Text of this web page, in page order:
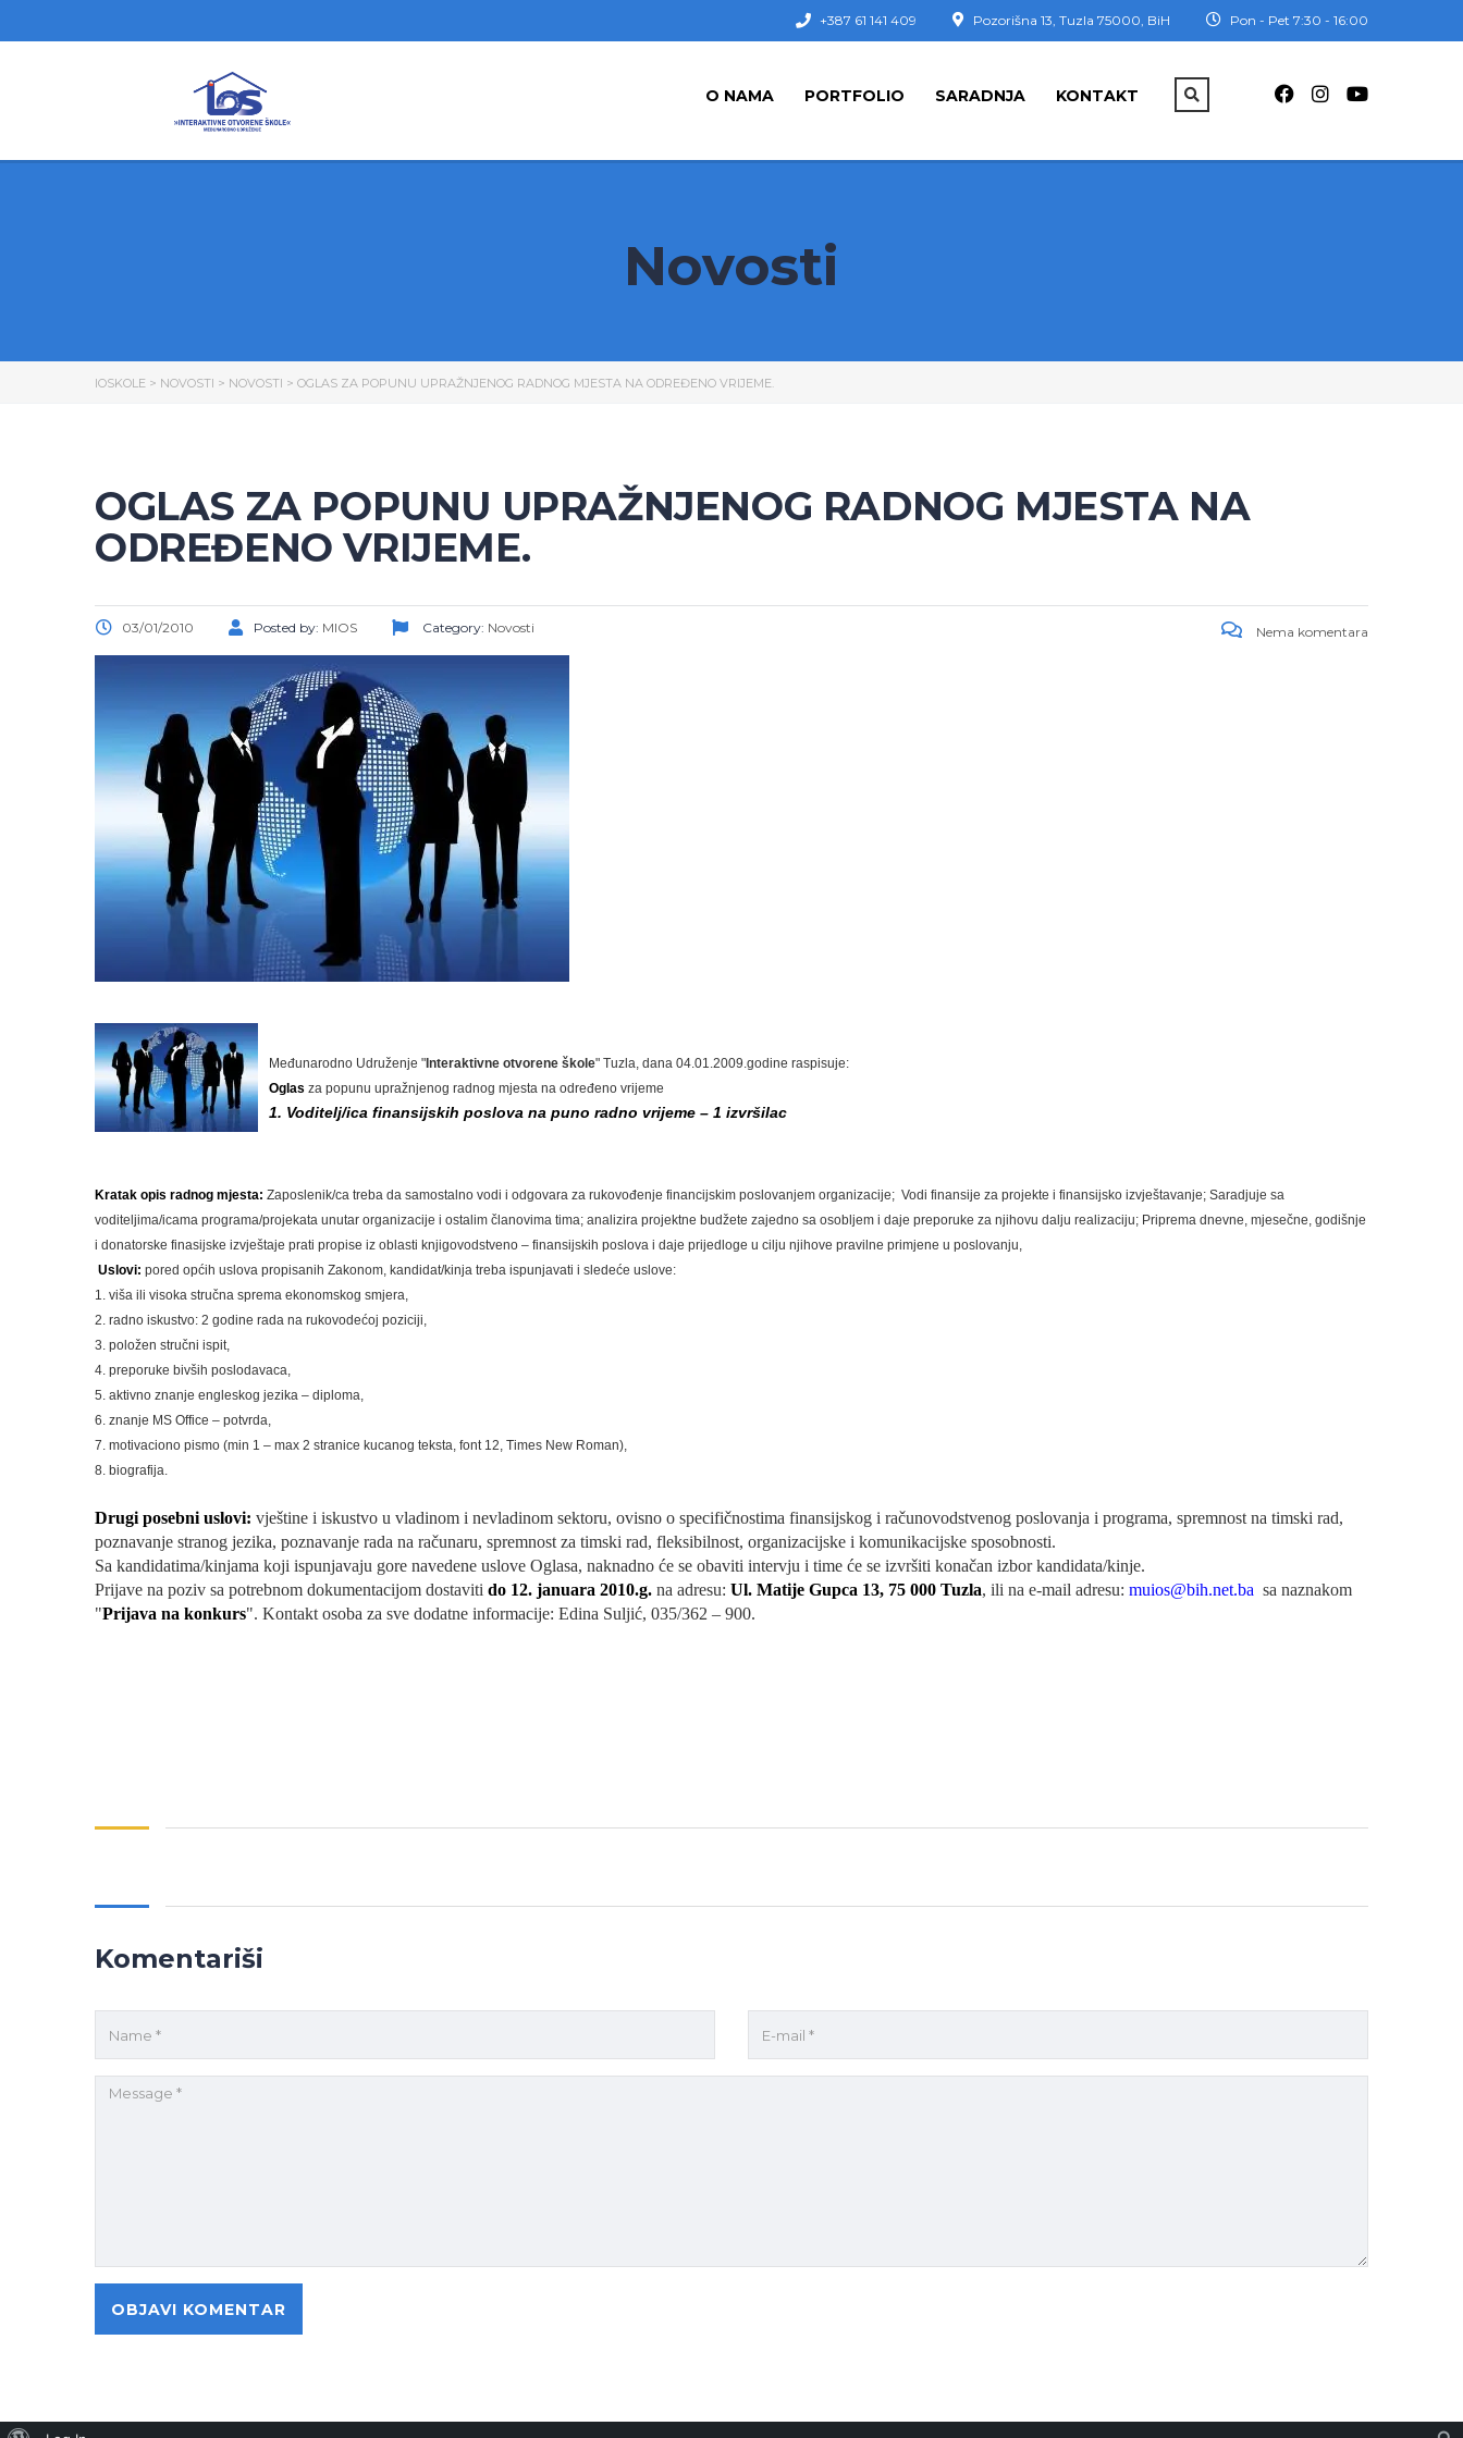
Pon - Pet 7:30 - 16:00
Pozorišna 13, Tuzla 75000, BiH
+387 61 141 409
O NAMA PORTFOLIO SARADNJA KONTAKT
Novosti
IOSKOLE > NOVOSTI > NOVOSTI > OGLAS ZA POPUNU UPRAŽNJENOG RADNOG MJESTA NA ODREĐENO VRIJEME.
OGLAS ZA POPUNU UPRAŽNJENOG RADNOG MJESTA NA
ODREĐENO VRIJEME.
03/01/2010 Posted by: MIOS Category: Novosti Nema komentara
Međunarodno Udruženje " Interaktivne otvorene škole" Tuzla, dana 04.01.2009.godine raspisuje:
Oglas za popunu upražnjenog radnog mjesta na određeno vrijeme
1. Voditelj/ica finansijskih poslova na puno radno vrijeme – 1 izvršilac
Kratak opis radnog mjesta: Zaposlenik/ca treba da samostalno vodi i odgovara za rukovođenje financijskim poslovanjem organizacije; Vodi finansije za projekte i finansijsko izvještavanje; Saradjuje sa
voditeljima/icama programa/projekata unutar organizacije i ostalim članovima tima; analizira projektne budžete zajedno sa osobljem i daje preporuke za njihovu dalju realizaciju; Priprema dnevne, mjesečne, godišnje
i donatorske finasijske izvještaje prati propise iz oblasti knjigovodstveno – finansijskih poslova i daje prijedloge u cilju njihove pravilne primjene u poslovanju,
Uslovi: pored općih uslova propisanih Zakonom, kandidat/kinja treba ispunjavati i sledeće uslove:
1. viša ili visoka stručna sprema ekonomskog smjera,
2. radno iskustvo: 2 godine rada na rukovodećoj poziciji,
3. položen stručni ispit,
4. preporuke bivših poslodavaca,
5. aktivno znanje engleskog jezika – diploma,
6. znanje MS Office – potvrda,
7. motivaciono pismo (min 1 – max 2 stranice kucanog teksta, font 12, Times New Roman),
8. biografija.
Drugi posebni uslovi: vještine i iskustvo u vladinom i nevladinom sektoru, ovisno o specifičnostima finansijskog i računovodstvenog poslovanja i programa, spremnost na timski rad,
poznavanje stranog jezika, poznavanje rada na računaru, spremnost za timski rad, fleksibilnost, organizacijske i komunikacijske sposobnosti.
Sa kandidatima/kinjama koji ispunjavaju gore navedene uslove Oglasa, naknadno će se obaviti intervju i time će se izvršiti konačan izbor kandidata/kinje.
Prijave na poziv sa potrebnom dokumentacijom dostaviti do 12. januara 2010.g. na adresu: Ul. Matije Gupca 13, 75 000 Tuzla, ili na e-mail adresu: muios@bih.net.ba sa naznakom
"Prijava na konkurs". Kontakt osoba za sve dodatne informacije: Edina Suljić, 035/362 – 900.
Komentariši